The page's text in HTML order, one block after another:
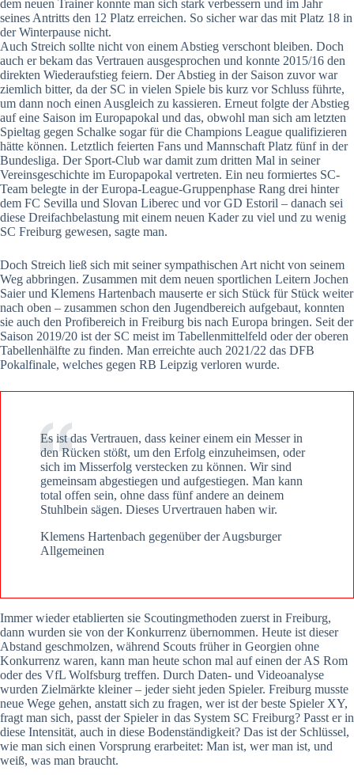
dem neuen Trainer konnte man sich stark verbessern und im Jahr
seines Antritts den 12 Platz erreichen. So sicher war das mit Platz 18 in
der Winterpause nicht.
Auch Streich sollte nicht von einem Abstieg verschont bleiben. Doch
auch er bekam das Vertrauen ausgesprochen und konnte 2015/16 den
direkten Wiederaufstieg feiern. Der Abstieg in der Saison zuvor war
ziemlich bitter, da der SC in vielen Spiele bis kurz vor Schluss führte,
um dann noch einen Ausgleich zu kassieren. Erneut folgte der Abstieg
auf eine Saison im Europapokal und das, obwohl man sich am letzten
Spieltag gegen Schalke sogar für die Champions League qualifizieren
hätte können. Letztlich feierten Fans und Mannschaft Platz fünf in der
Bundesliga. Der Sport-Club war damit zum dritten Mal in seiner
Vereinsgeschichte im Europapokal vertreten. Ein neu formiertes SC-
Team belegte in der Europa-League-Gruppenphase Rang drei hinter
dem FC Sevilla und Slovan Liberec und vor GD Estoril – danach sei
diese Dreifachbelastung mit einem neuen Kader zu viel und zu wenig
SC Freiburg gewesen, sagte man.
Doch Streich ließ sich mit seiner sympathischen Art nicht von seinem
Weg abbringen. Zusammen mit dem neuen sportlichen Leitern Jochen
Saier und Klemens Hartenbach mauserte er sich Stück für Stück weiter
nach oben – zusammen schon den Jugendbereich aufgebaut, konnten
sie auch den Profibereich in Freiburg bis nach Europa bringen. Seit der
Saison 2019/20 ist der SC meist im Tabellenmittelfeld oder der oberen
Tabellenhälfte zu finden. Man erreichte auch 2021/22 das DFB
Pokalfinale, welches gegen RB Leipzig verloren wurde.
Es ist das Vertrauen, dass keiner einem ein Messer in
den Rücken stößt, um den Erfolg einzuheimsen, oder
sich im Misserfolg verstecken zu können. Wir sind
gemeinsam abgestiegen und aufgestiegen. Man kann
total offen sein, ohne dass fünf andere an deinem
Stuhlbein sägen. Dieses Urvertrauen haben wir.
Klemens Hartenbach gegenüber der Augsburger
Allgemeinen
Immer wieder etablierten sie Scoutingmethoden zuerst in Freiburg,
dann wurden sie von der Konkurrenz übernommen. Heute ist dieser
Abstand geschmolzen, während Scouts früher in Georgien ohne
Konkurrenz waren, kann man heute schon mal auf einen der AS Rom
oder des VfL Wolfsburg treffen. Durch Daten- und Videoanalyse
wurden Zielmärkte kleiner – jeder sieht jeden Spieler. Freiburg musste
neue Wege gehen, anstatt sich zu fragen, wer ist der beste Spieler XY,
fragt man sich, passt der Spieler in das System SC Freiburg? Passt er in
diese Intensität, auch in diese Bodenständigkeit? Das ist der Schlüssel,
wie man sich einen Vorsprung erarbeitet: Man ist, wer man ist, und
weiß, was man braucht.